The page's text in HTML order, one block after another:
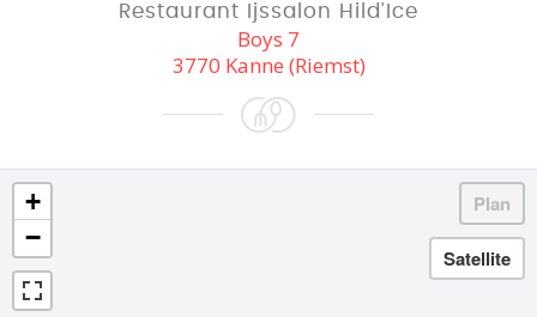
Restaurant Ijssalon Hild'Ice
Boys 7
3770 Kanne (Riemst)
+
−